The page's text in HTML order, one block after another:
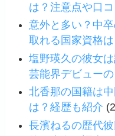
は？注意点や口
意外と多い？中
取れる国家資格は
塩野瑛久の彼女
芸能界デビュー
北香那の国籍は
は？経歴も紹介
長濱ねるの歴代